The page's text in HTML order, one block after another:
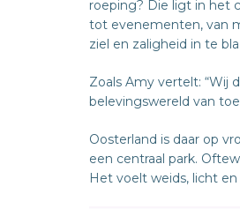
roeping? Die ligt in het
tot evenementen, van
ziel en zaligheid in te
Zoals Amy vertelt: “Wij
belevingswereld van
Oosterland is daar op
een centraal park.
Het voelt weids, licht